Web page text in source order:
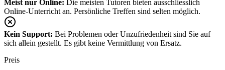
Meist nur Online: Die meisten Tutoren bieten ausschliesslich
Online-Unterricht an. Persönliche Treffen sind selten möglich.
Kein Support: Bei Problemen oder Unzufriedenheit sind Sie auf
sich allein gestellt. Es gibt keine Vermittlung von Ersatz.
Preis